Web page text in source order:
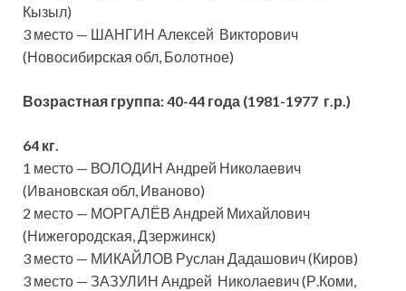
Кызыл)
3 место — ШАНГИН Алексей Викторович
(Новосибирская обл, Болотное)
Возрастная группа:40-44 года (1981-1977 г.р.)
64 кг.
1 место — ВОЛОДИН Андрей Николаевич
(Ивановская обл, Иваново)
2 место — МОРГАЛЁВ Андрей Михайлович
(Нижегородская, Дзержинск)
3 место — МИКАЙЛОВ Руслан Дадашович (Киров)
3 место — ЗАЗУЛИН Андрей Николаевич (Р.Коми,